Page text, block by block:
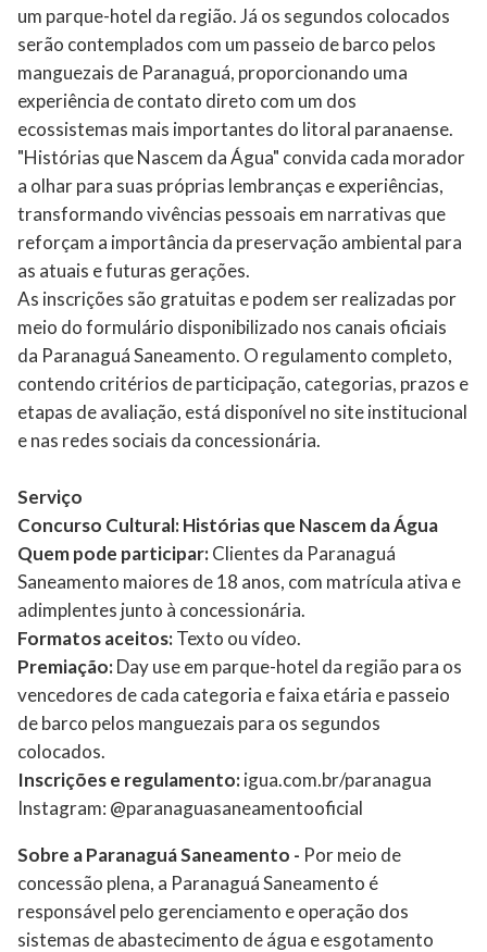
um parque-hotel da região. Já os segundos colocados
serão contemplados com um passeio de barco pelos
manguezais de Paranaguá, proporcionando uma
experiência de contato direto com um dos
ecossistemas mais importantes do litoral paranaense.
"Histórias que Nascem da Água" convida cada morador
a olhar para suas próprias lembranças e experiências,
transformando vivências pessoais em narrativas que
reforçam a importância da preservação ambiental para
as atuais e futuras gerações.
As inscrições são gratuitas e podem ser realizadas por
meio do formulário disponibilizado nos canais oficiais
da Paranaguá Saneamento. O regulamento completo,
contendo critérios de participação, categorias, prazos e
etapas de avaliação, está disponível no site institucional
e nas redes sociais da concessionária.
Serviço
Concurso Cultural: Histórias que Nascem da Água
Quem pode participar:Clientes da Paranaguá
Saneamento maiores de 18 anos, com matrícula ativa e
adimplentes junto à concessionária.
Formatos aceitos:Texto ou vídeo.
Premiação:Day use em parque-hotel da região para os
vencedores de cada categoria e faixa etária e passeio
de barco pelos manguezais para os segundos
colocados.
Inscrições e regulamento:igua.com.br/paranagua
Instagram: @paranaguasaneamentooficial
Sobre a Paranaguá Saneamento - Por meio de
concessão plena, a Paranaguá Saneamento é
responsável pelo gerenciamento e operação dos
sistemas de abastecimento de água e esgotamento